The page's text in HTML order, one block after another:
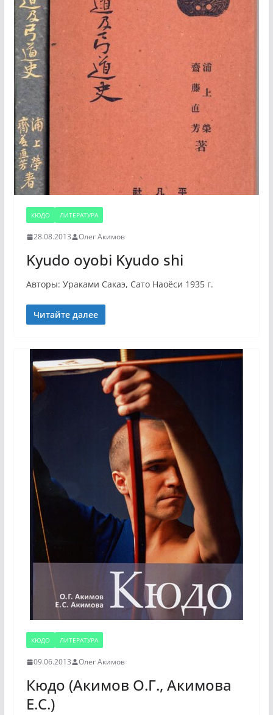
КЮДО ЛИТЕРАТУРА
28.08.2013 Олег Акимов
Kyudo oyobi Kyudo shi
Авторы: Ураками Сакаэ, Сато Наоёси 1935 г.
Читайте далее
КЮДО ЛИТЕРАТУРА
09.06.2013 Олег Акимов
Кюдо (Акимов О.Г., Акимова
Е.С.)